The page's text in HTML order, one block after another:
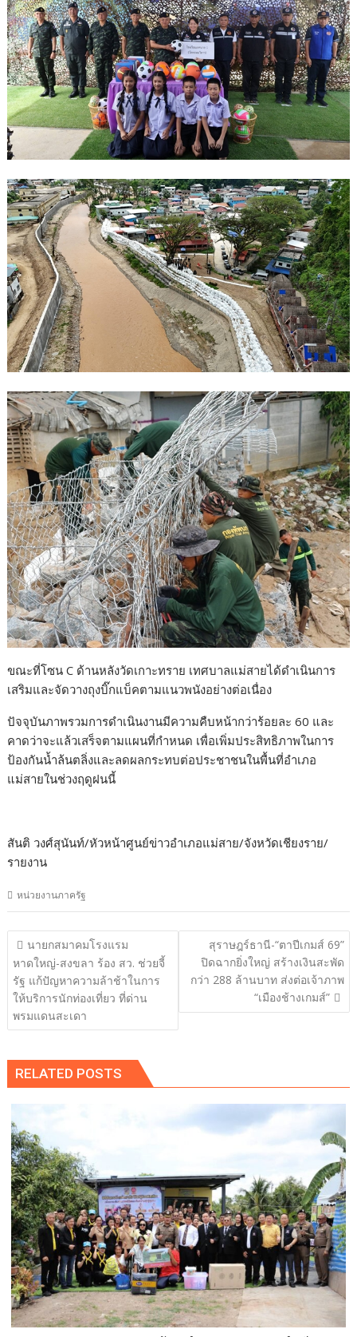
ขณะที่โซน C ด้านหลังวัดเกาะทราย เทศบาลแม่สายได้ดำเนินการ
เสริมและจัดวางถุงบิ๊กแบ็คตามแนวพนังอย่างต่อเนื่อง
ปัจจุบันภาพรวมการดำเนินงานมีความคืบหน้ากว่าร้อยละ 60 และ
คาดว่าจะแล้วเสร็จตามแผนที่กำหนด เพื่อเพิ่มประสิทธิภาพในการ
ป้องกันน้ำล้นตลิ่งและลดผลกระทบต่อประชาชนในพื้นที่อำเภอ
แม่สายในช่วงฤดูฝนนี้
สันติ วงศ์สุนันท์/หัวหน้าศูนย์ข่าวอำเภอแม่สาย/จังหวัดเชียงราย/
รายงาน
หน่วยงานภาครัฐ
แนะแนว
เรื่อง
นายกสมาคมโรงแรม
หาดใหญ่-สงขลา ร้อง สว. ช่วยจี้
รัฐ แก้ปัญหาความล้าช้าในการ
ให้บริการนักท่องเที่ยว ที่ด่าน
พรมแดนสะเดา
สุราษฎร์ธานี-“ตาปีเกมส์ 69”
ปิดฉากยิ่งใหญ่ สร้างเงินสะพัด
กว่า 288 ล้านบาท ส่งต่อเจ้าภาพ
“เมืองช้างเกมส์”
RELATED POSTS